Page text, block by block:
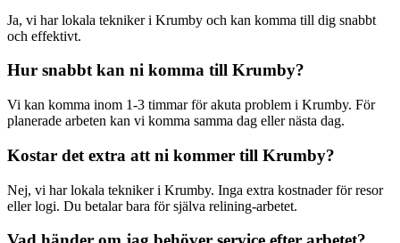
Ja, vi har lokala tekniker i Krumby och kan komma till dig snabbt
och effektivt.
Hur snabbt kan ni komma till Krumby?
Vi kan komma inom 1-3 timmar för akuta problem i Krumby. För
planerade arbeten kan vi komma samma dag eller nästa dag.
Kostar det extra att ni kommer till Krumby?
Nej, vi har lokala tekniker i Krumby. Inga extra kostnader för resor
eller logi. Du betalar bara för själva relining-arbetet.